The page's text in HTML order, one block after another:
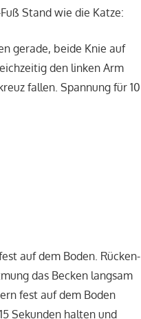
Stand wie die Katze:
gerade, beide Knie auf
den linken Arm
fallen. Spannung für 10
auf dem Boden. Rücken-
das Becken langsam
fest auf dem Boden
Sekunden halten und